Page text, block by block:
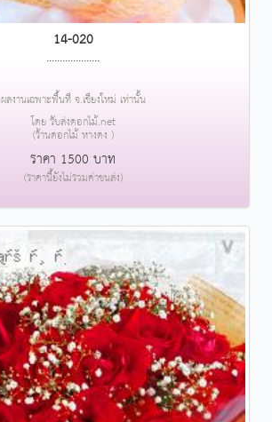
14-020
....................
ผลงานเฉพาะพื้นที่ จ.เชียงใหม่ เท่านั้น
โดย รับส่งดอกไม้.net
(ร้านดอกไม้ หางดง )
ราคา 1500 บาท
(ราคานี้ยังไม่รวมค่าขนส่ง)